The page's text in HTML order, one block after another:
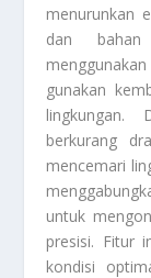
menurunkan
dan
gunakan
lingkungan.
berkurang
mencemari
untuk
presisi. Fitur
kondisi